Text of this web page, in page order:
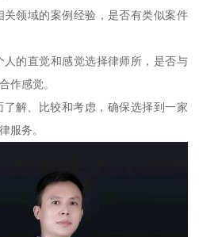
领域的案例经验，是否有类似案件
的直觉和感觉选择律师所，是否与
作感觉。
解、比较和考虑，确保选择到一家
服务。